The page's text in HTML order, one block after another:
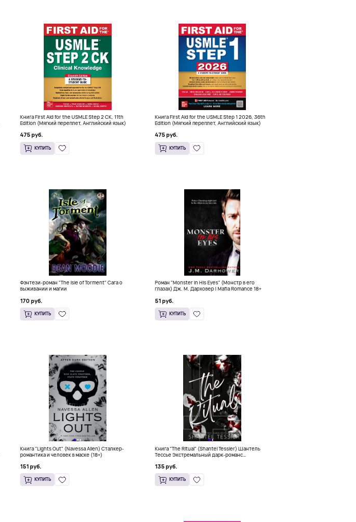
Книга First Aid for the USMLE Step 2 CK, 11th
Edition (Мягкий переплет, Английский язык)
475 руб.
КУПИТЬ
Книга First Aid for the USMLE Step 1 2026, 36th
Edition (Мягкий переплет, Английский язык)
475 руб.
КУПИТЬ
Фэнтези-роман "The Isle of Torment" Сага о
выживании и магии
170 руб.
КУПИТЬ
Роман "Monster in His Eyes" (Монстр в его
глазах) Дж. М. Дарховер | Mafia Romance 18+
51 руб.
КУПИТЬ
Книга "Lights Out" (Navessa Allen) Сталкер-
романтика и человек в маске (18+)
151 руб.
КУПИТЬ
Книга "The Ritual" (Shantel Tessier) Шантель
Тессье Экстремальный дарк-романс
135 руб.
КУПИТЬ